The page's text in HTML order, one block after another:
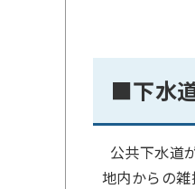
■下水
公共下水道
地内からの